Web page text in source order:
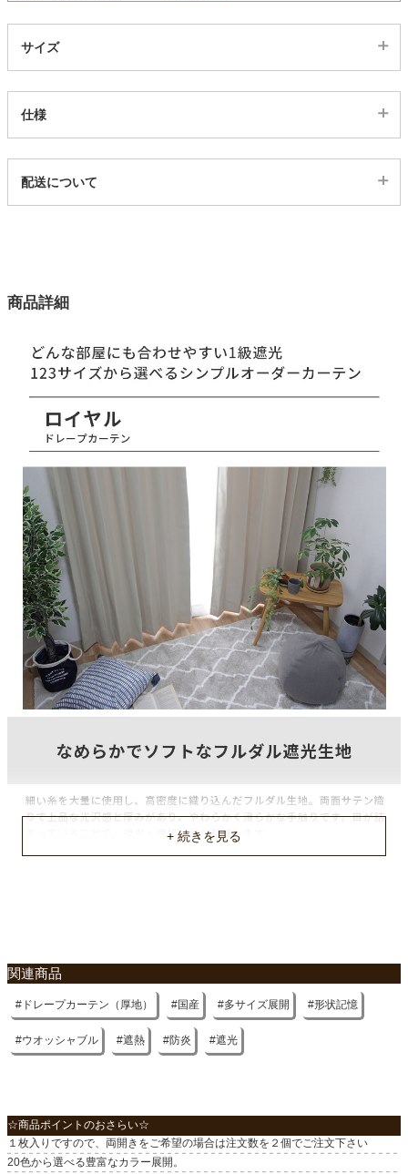
タワー
サイズ
仕様
468712
1色
生地巾
150(cm)
タテ糸組成
ポリエステル100％
ヨコ糸組成
ポリエステル100％
ヒダ倍率
1.5倍ヒダ
山仕様
2ツ山
フック仕様
アジャスターフック
フック形態
なし
なし
1枚（両開きの場合は２個でご注文下さい）
付属
共布タッセル1枚
機能
形状記憶、防炎、遮熱
配送について
商品詳細
関連商品
ドレープカーテン（厚地） 国産 多サイズ展開 形状記憶
ウオッシャブル 遮熱 防炎 遮光
☆商品ポイントのおさらい☆
１枚入りですので、両開きをご希望の場合は注文数を２個でご注文下さい
20色から選べる豊富なカラー展開。